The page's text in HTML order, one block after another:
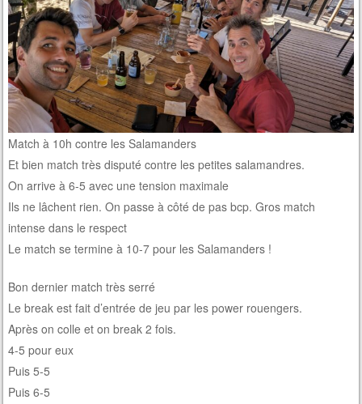
Match à 10h contre les Salamanders
Et bien match très disputé contre les petites salamandres.
On arrive à 6-5 avec une tension maximale
Ils ne lâchent rien. On passe à côté de pas bcp. Gros match
intense dans le respect
Le match se termine à 10-7 pour les Salamanders !
Bon dernier match très serré
Le break est fait d’entrée de jeu par les power rouengers.
Après on colle et on break 2 fois.
4-5 pour eux
Puis 5-5
Puis 6-5